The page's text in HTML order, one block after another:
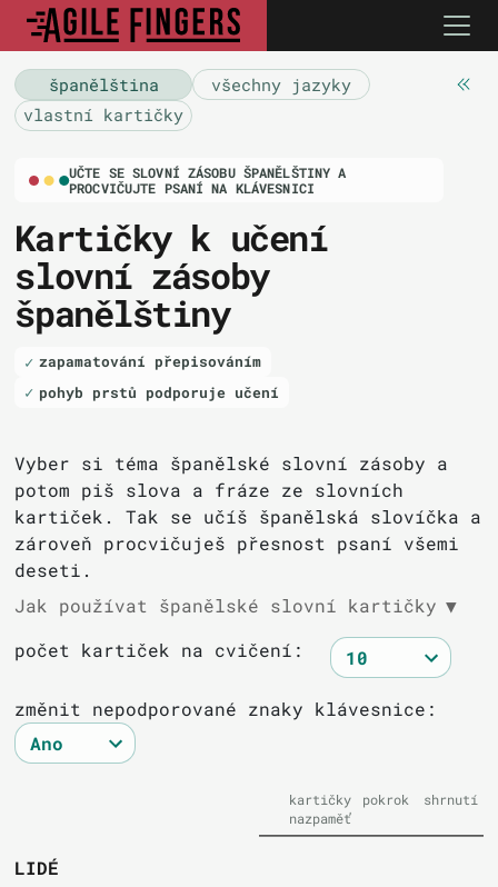
španělština
všechny jazyky
vlastní kartičky
UČTE SE SLOVNÍ ZÁSOBU ŠPANĚLŠTINY A
PROCVIČUJTE PSANÍ NA KLÁVESNICI
Kartičky k učení
slovní zásoby
španělštiny
zapamatování přepisováním
pohyb prstů podporuje učení
Vyber si téma španělské slovní zásoby a
potom piš slova a fráze ze slovních
kartiček. Tak se učíš španělská slovíčka a
zároveň procvičuješ přesnost psaní všemi
deseti.
Jak používat španělské slovní kartičky ▼
počet kartiček na cvičení:
změnit nepodporované znaky klávesnice:
kartičky
nazpaměť
pokrok shrnutí
LIDÉ